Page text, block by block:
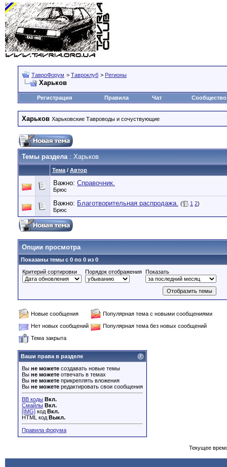
ТавроФорум > Тавроклуб > Регионы
Харьков
Регистрация Правила Чат Сообщество
Харьков Харьковские Тавроводы и сочуствующие
Темы раздела: Харьков
Тема / Автор
Важно: Справочник.
Брюс
Важно: Благотворительная распродажа. ( 1 2)
Брюс
Опции просмотра
Показаны темы с 0 по 0 из 0
Критерий сортировки
Порядок отображения Показать
Новые сообщения
Популярная тема с новыми сообщениями
Нет новых сообщений
Популярная тема без новых сообщений
Тема закрыта
Ваши права в разделе
Вы не можете создавать новые темы
Вы не можете отвечать в темах
Вы не можете прикреплять вложения
Вы не можете редактировать свои сообщения
BB коды Вкл.
Смайлы Вкл.
[IMG] код Вкл.
HTML код Выкл.
Правила форума
Текущее